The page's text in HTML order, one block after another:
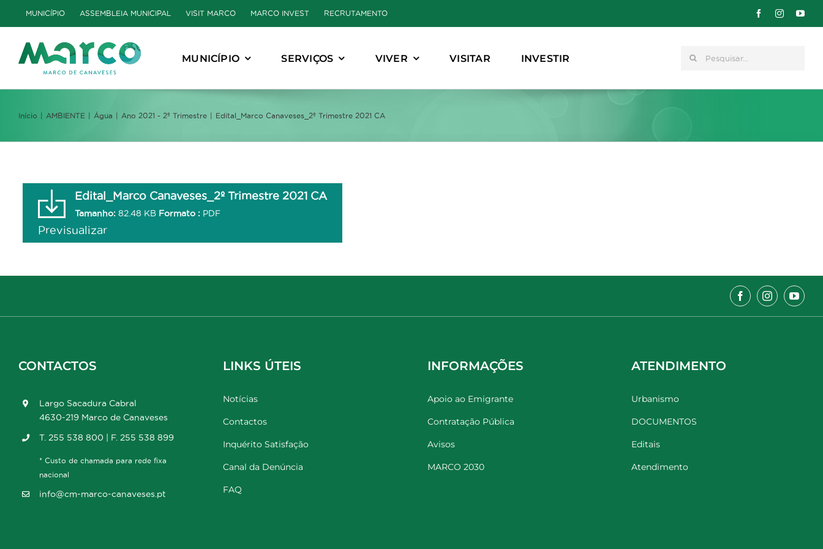
to
content
MUNICÍPIO ASSEMBLEIA MUNICIPAL VISIT MARCO MARCO INVEST RECRUTAMENTO
MUNICÍPIO SERVIÇOS VIVER VISITAR INVESTIR Pesquisar
Início AMBIENTE Água Ano 2021 - 2º Trimestre Edital_Marco Canaveses_2º Trimestre 2021 CA
Edital_Marco Canaveses_2º Trimestre 2021 CA
Tamanho: 82.48 KB Formato : PDF
Previsualizar
CONTACTOS
Largo Sacadura Cabral
4630-219 Marco de Canaveses
T. 255 538 800 | F. 255 538 899
* Custo de chamada para rede fixa
nacional
info@cm-marco-canaveses.pt
LINKS ÚTEIS
Notícias
Contactos
Inquérito Satisfação
Canal da Denúncia
FAQ
INFORMAÇÕES
Apoio ao Emigrante
Contratação Pública
Avisos
MARCO 2030
ATENDIMENTO
Urbanismo
DOCUMENTOS
Editais
Atendimento